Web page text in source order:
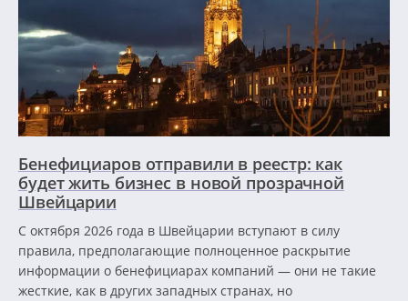
Бенефициаров отправили в реестр: как
будет жить бизнес в новой прозрачной
Швейцарии
С октября 2026 года в Швейцарии вступают в силу
правила, предполагающие полноценное раскрытие
информации о бенефициарах компаний — они не такие
жесткие, как в других западных странах, но